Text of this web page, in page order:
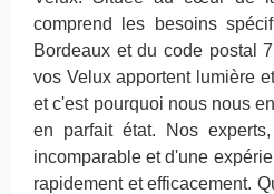
comprend les besoins
Bordeaux et du code postal
vos Velux apportent lumière
et c'est pourquoi nous nous
en parfait état. Nos
incomparable et d'une
rapidement et efficacement.